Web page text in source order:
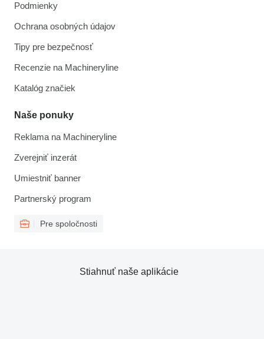
Podmienky
Ochrana osobných údajov
Tipy pre bezpečnosť
Recenzie na Machineryline
Katalóg značiek
Naše ponuky
Reklama na Machineryline
Zverejniť inzerát
Umiestniť banner
Partnerský program
Pre spoločnosti
Stiahnuť naše aplikácie